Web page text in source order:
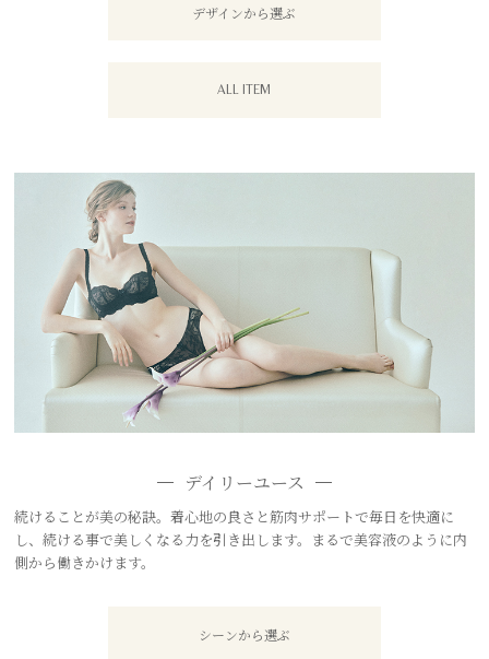
デザインから選ぶ
ALL ITEM
デイリーユース
続けることが美の秘訣。着心地の良さと筋肉サポートで毎日を快適に
し、続ける事で美しくなる力を引き出します。まるで美容液のように内
側から働きかけます。
シーンから選ぶ